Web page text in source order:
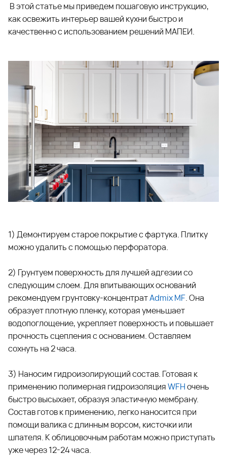
В этой статье мы приведем пошаговую инструкцию,
как освежить интерьер вашей кухни быстро и
качественно с использованием решений МАПЕИ.
1) Демонтируем старое покрытие с фартука. Плитку
можно удалить с помощью перфоратора.
2) Грунтуем поверхность для лучшей адгезии со
следующим слоем. Для впитывающих оснований
рекомендуем грунтовку-концентратAdmix MF. Она
образует плотную пленку, которая уменьшает
водопоглощение, укрепляет поверхность и повышает
прочность сцепления с основанием. Оставляем
сохнуть на 2 часа.
3) Наносим гидроизолирующий состав. Готовая к
применению полимерная гидроизоляцияWFHочень
быстро высыхает, образуя эластичную мембрану.
Состав готов к применению, легко наносится при
помощи валика с длинным ворсом, кисточки или
шпателя. К облицовочным работам можно приступать
уже через 12-24 часа.